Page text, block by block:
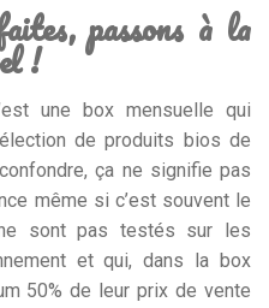
passons à la
!
une box mensuelle qui
de produits bios de
ça ne signifie pas
même si c’est souvent le
sont pas testés sur les
et qui, dans la box
50% de leur prix de vente